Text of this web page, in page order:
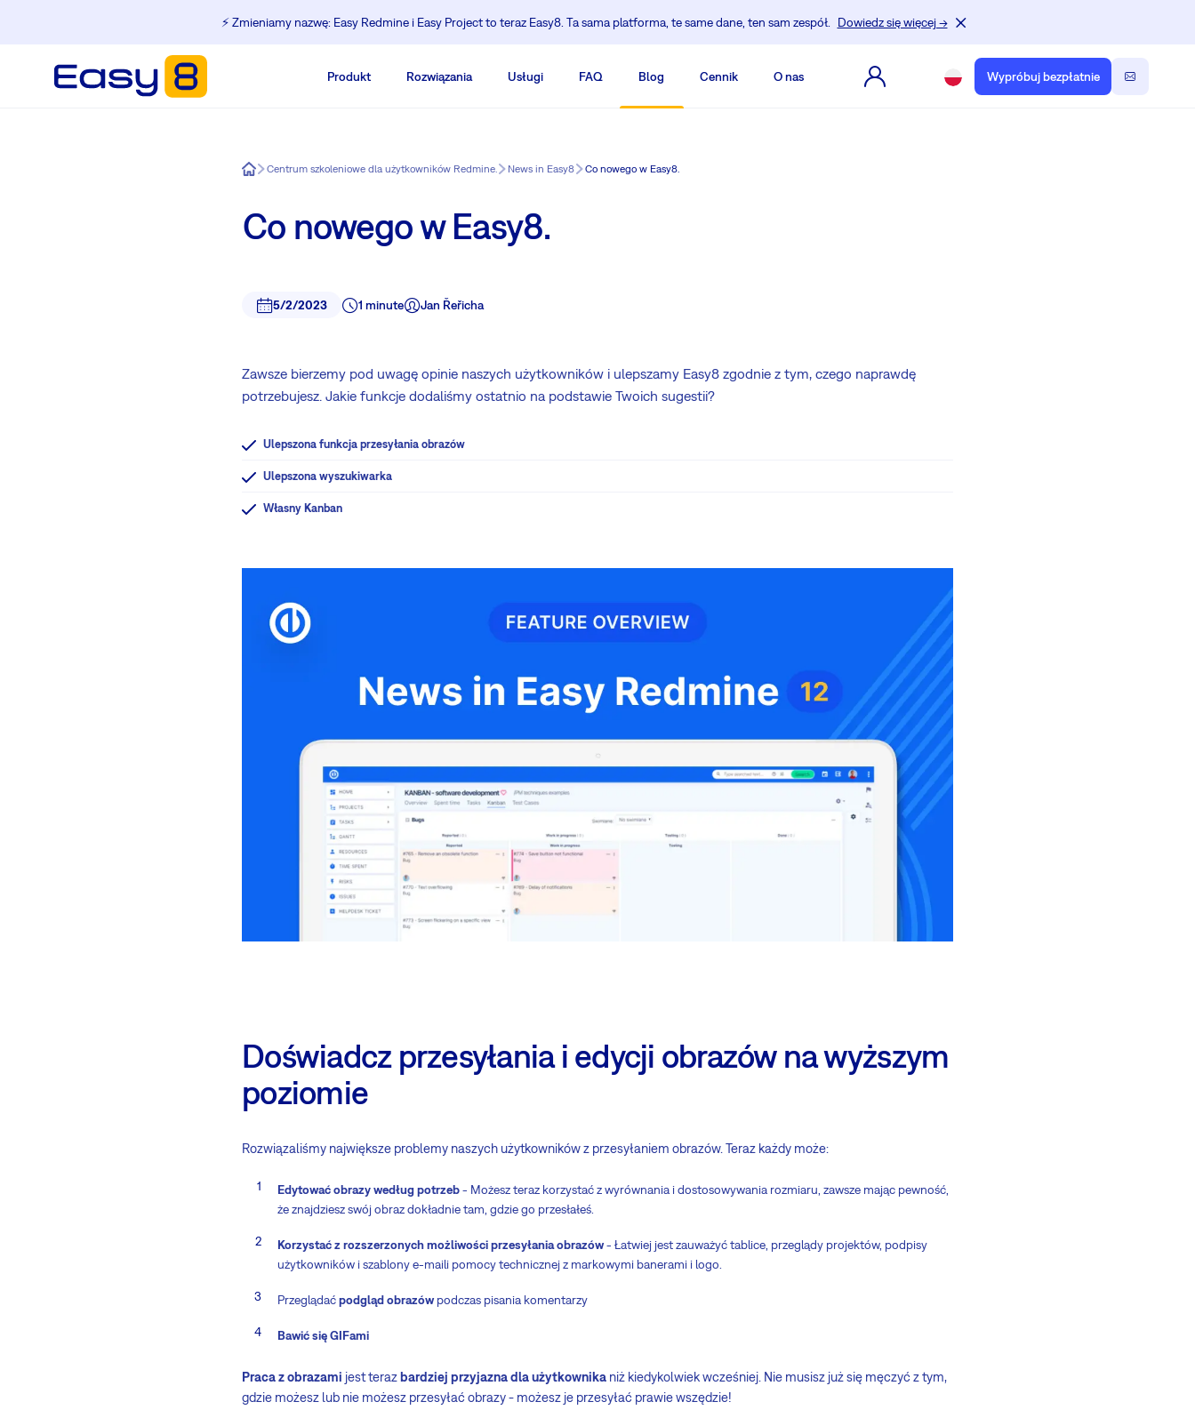
⚡️ Zmieniamy nazwę: Easy Redmine i Easy Project to teraz Easy8. Ta sama platforma, te same dane, ten sam zespół. Dowiedz się więcej →
Produkt Rozwiązania Usługi FAQ Blog Cennik O nas Wypróbuj bezpłatnie
Easy8Centrum szkoleniowe dla użytkowników Redmine. News in Easy8 Co nowego w Easy8.
Co nowego w Easy8.
5/2/2023 1 minute Jan Řeřicha
Zawsze bierzemy pod uwagę opinie naszych użytkowników i ulepszamy Easy8 zgodnie z tym, czego naprawdę
potrzebujesz. Jakie funkcje dodaliśmy ostatnio na podstawie Twoich sugestii?
Ulepszona funkcja przesyłania obrazów
Ulepszona wyszukiwarka
Własny Kanban
Doświadcz przesyłania i edycji obrazów na wyższym
poziomie
Rozwiązaliśmy największe problemy naszych użytkowników z przesyłaniem obrazów. Teraz każdy może:
Edytować obrazy według potrzeb- Możesz teraz korzystać z wyrównania i dostosowywania rozmiaru, zawsze mając pewność,
że znajdziesz swój obraz dokładnie tam, gdzie go przesłałeś.
Korzystać z rozszerzonych możliwości przesyłania obrazów- Łatwiej jest zauważyć tablice, przeglądy projektów, podpisy
użytkowników i szablony e-maili pomocy technicznej z markowymi banerami i logo.
Przeglądaćpodgląd obrazówpodczas pisania komentarzy
Bawić się GIFami
Praca z obrazami jest terazbardziej przyjazna dla użytkownika niż kiedykolwiek wcześniej. Nie musisz już się męczyć z tym,
gdzie możesz lub nie możesz przesyłać obrazy - możesz je przesyłać prawie wszędzie!